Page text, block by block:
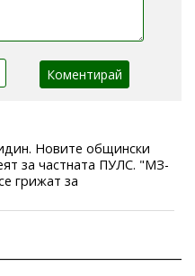
Новите общински
за частната ПУЛС. "МЗ-
грижат за